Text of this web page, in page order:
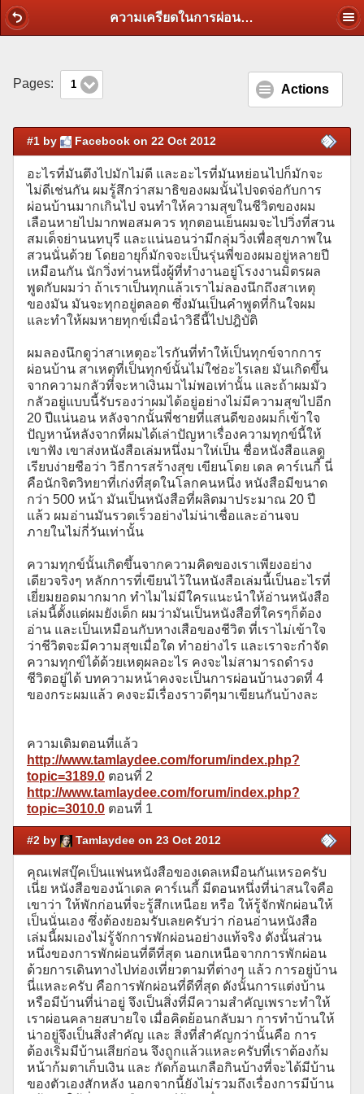
ความเครียดในการผ่อนบ้านเดี่ยว งวดที่ 3 หายไปด้วยหนังสือของเดล คาร์เนกี้
Pages: 1 Actions
#1 by Facebook on 22 Oct 2012
อะไรที่มันตึงไปมักไม่ดี และอะไรที่มันหย่อนไปก็มักจะ
ไม่ดีเช่นกัน ผมรู้สึกว่าสมาธิของผมนั้นไปจดจ่อกับการ
ผ่อนบ้านมากเกินไป จนทำให้ความสุขในชีวิตของผม
เลือนหายไปมากพอสมควร ทุกตอนเย็นผมจะไปวิ่งที่สวน
สมเด็จย่านนทบุรี และแน่นอนว่ามีกลุ่มวิ่งเพื่อสุขภาพใน
สวนนั่นด้วย โดยอายุก็มักจจะเป็นรุ่นพี่ของผมอยู่หลายปี
เหมือนกัน นักวิ่งท่านหนึ่งผู้ที่ทำงานอยู่โรงงานมิตรผล
พูดกับผมว่า ถ้าเราเป็นทุกแล้วเราไม่ลองนึกถึงสาเหตุ
ของมัน มันจะทุกอยู่ตลอด ซึ่งมันเป็นคำพูดที่กินใจผม
และทำให้ผมหายทุกข์เมื่อนำวิธีนี้ไปปฎิบัติ
ผมลองนึกดูว่าสาเหตุอะไรกันที่ทำให้เป็นทุกข์จากการ
ผ่อนบ้าน สาเหตุที่เป็นทุกข์นั้นไม่ใช่อะไรเลย มันเกิดขึ้น
จากความกลัวที่จะหาเงินมาไม่พอเท่านั้น และถ้าผมมัว
กลัวอยู่แบบนี้รับรองว่าผมได้อยู่อย่างไม่มีความสุขไปอีก
20 ปีแน่นอน หลังจากนั้นพี่ชายที่แสนดีของผมก็เข้าใจ
ปัญหาน้หลังจากที่ผมได้เล่าปัญหาเรื่องความทุกข์นี้ให้
เขาฟัง เขาส่งหนังสือเล่มหนึ่งมาให่เป็น ชื่อหนังสือแลดู
เรียบง่ายชือว่า วิธีการสร้างสุข เขียนโดย เดล คาร์เนกี้ นี่
คือนักจิตวิทยาที่เก่งที่สุดในโลกคนหนึ่ง หนังสือมีขนาด
กว่า 500 หน้า มันเป็นหนังสือที่ผลิตมาประมาณ 20 ปี
แล้ว ผมอ่านมันรวดเร็วอย่างไม่น่าเชื่อและอ่านจบ
ภายในไม่กี่วันเท่านั้น
ความทุกข์นั้นเกิดขึ้นจากความคิดของเราเพียงอย่าง
เดียวจริงๆ หลักการที่เขียนไว้ในหนังสือเล่มนี้เป็นอะไรที่
เยี่ยมยอดมากมาก ทำไมไม่มีใครแนะนำให้อ่านหนังสือ
เล่มนี้ตั้งแต่ผมยังเด็ก ผมว่ามันเป็นหนังสือที่ใครๆก็ต้อง
อ่าน และเป็นเหมือนกับหางเสือของชีวิต ที่เราไม่เข้าใจ
ว่าชีวิตจะมีความสุขเมื่อใด ทำอย่างไร และเราจะกำจัด
ความทุกข์ได้ด้วยเหตุผลอะไร คงจะไม่สามารถดำรง
ชีวิตอยู่ได้ บทความหน้าคงจะเป็นการผ่อนบ้านงวดที่ 4
ของกระผมแล้ว คงจะมีเรื่องราวดีๆมาเขียนกันบ้างละ
ความเดิมตอนที่แล้ว
http://www.tamlaydee.com/forum/index.php?
topic=3189.0 ตอนที่ 2
http://www.tamlaydee.com/forum/index.php?
topic=3010.0 ตอนที่ 1
#2 by Tamlaydee on 23 Oct 2012
คุณเฟสบุ๊คเป็นแฟนหนังสือของเดลเหมือนกันเหรอครับ
เนี่ย หนังสือของน้าเดล คาร์เนกี้ มีตอนหนึ่งที่น่าสนใจคือ
เขาว่า ให้พักก่อนที่จะรู้สึกเหนือย หรือ ให้รู้จักพักผ่อนให้
เป็นนั่นเอง ซึ่งต้องยอมรับเลยครับว่า ก่อนอ่านหนังสือ
เล่มนี้ผมเองไม่รู้จักการพักผ่อนอย่างแท้จริง ดังนั้นส่วน
หนึ่งของการพักผ่อนที่ดีที่สุด นอกเหนือจากการพักผ่อน
ด้วยการเดินทางไปท่องเที่ยวตามที่ต่างๆ แล้ว การอยู่บ้าน
นี่แหละครับ คือการพักผ่อนที่ดีที่สุด ดังนั้นการแต่งบ้าน
หรือมีบ้านที่น่าอยู่ จึงเป็นสิ่งที่มีความสำคัญเพราะทำให้
เราผ่อนคลายสบายใจ เมื่อคิดย้อนกลับมา การทำบ้านให้
น่าอยู่จึงเป็นสิ่งสำคัญ และ สิ่งที่สำคัญกว่านั้นคือ การ
ต้องเริ่มมีบ้านเสียก่อน จึงถูกแล้วแหละครับที่เราต้องก้ม
หน้าก้มตาเก็บเงิน และ กัดก้อนเกลือกินบ้างที่จะได้มีบ้าน
ของตัวเองสักหลัง นอกจากนี้ยังไม่รวมถึงเรื่องการมีบ้าน